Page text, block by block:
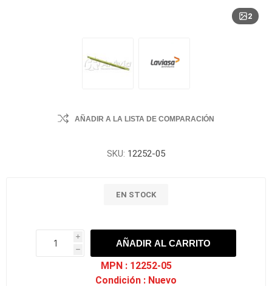
2
AÑADIR A LA LISTA DE COMPARACIÓN
SKU: 12252-05
EN STOCK
i
h
h
AÑADIR AL CARRITO
MPN : 12252-05
Condición : Nuevo